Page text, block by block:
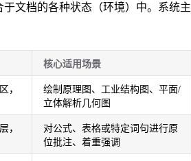
文档的各种状态（环境）中。系统主
核心适用场景
，
绘制原理图、工业结构图、平面/
立体解析几何图
，
对公式、表格或特定词句进行原
位批注、着重强调